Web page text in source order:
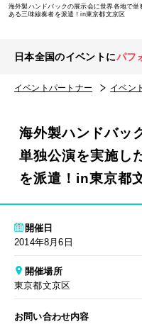
海外製ハンドバックの展示会に世界各地で単
ある三味線奏者を派遣！in東京都文京区
日本全国のイベントにパフ
イベントパートナー イベン
海外製ハンドバッ
単独公演を実施し
を派遣！in東京都
開催日
2014年8月6日
開催場所
東京都文京区
お問い合わせ内容